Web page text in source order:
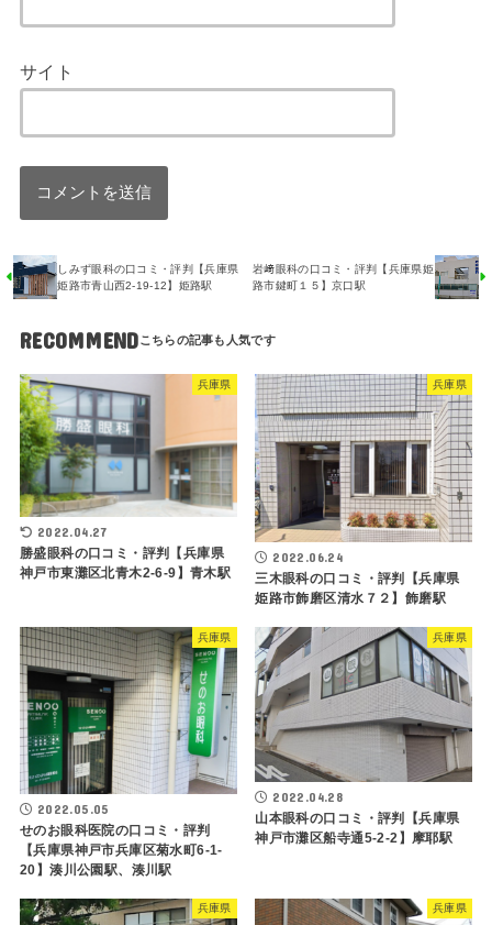
サイト
しみず眼科の口コミ・評判【兵庫県
姫路市青山西2-19-12】姫路駅
岩﨑眼科の口コミ・評判【兵庫県姫
路市鍵町１５】京口駅
RECOMMEND
兵庫県
2022.04.27
勝盛眼科の口コミ・評判【兵庫県
神戸市東灘区北青木2-6-9】青木駅
兵庫県
2022.06.24
三木眼科の口コミ・評判【兵庫県
姫路市飾磨区清水７２】飾磨駅
兵庫県
2022.05.05
せのお眼科医院の口コミ・評判
【兵庫県神戸市兵庫区菊水町6-1-
20】湊川公園駅、湊川駅
兵庫県
2022.04.28
山本眼科の口コミ・評判【兵庫県
神戸市灘区船寺通5-2-2】摩耶駅
兵庫県 兵庫県